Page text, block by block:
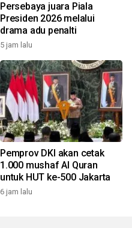
Persebaya juara Piala
Presiden 2026 melalui
drama adu penalti
5 jam lalu
Pemprov DKI akan cetak
1.000 mushaf Al Quran
untuk HUT ke-500 Jakarta
6 jam lalu